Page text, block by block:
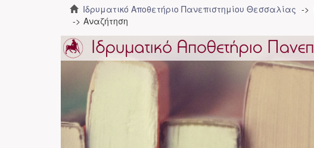
Ιδρυματικό Αποθετήριο Πανεπιστημίου Θεσσαλίας
Αναζήτηση